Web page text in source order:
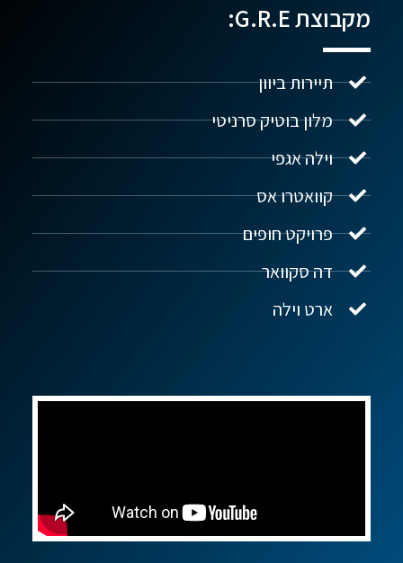
מקבוצת G.R.E:
תיירות ביוון
מלון בוטיק סרניטי
וילה אגפי
קוואטרו אס
פרויקט חופים
דה סקוואר
ארט וילה
נדל"ן ביוון G.R.E
שלום! איך אפשר לעזור?